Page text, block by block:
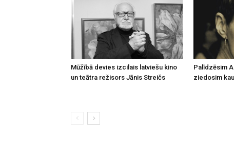
Mūžībā devies izcilais latviešu kino
un teātra režisors Jānis Streičs
Palīdzēsim
ziedosim